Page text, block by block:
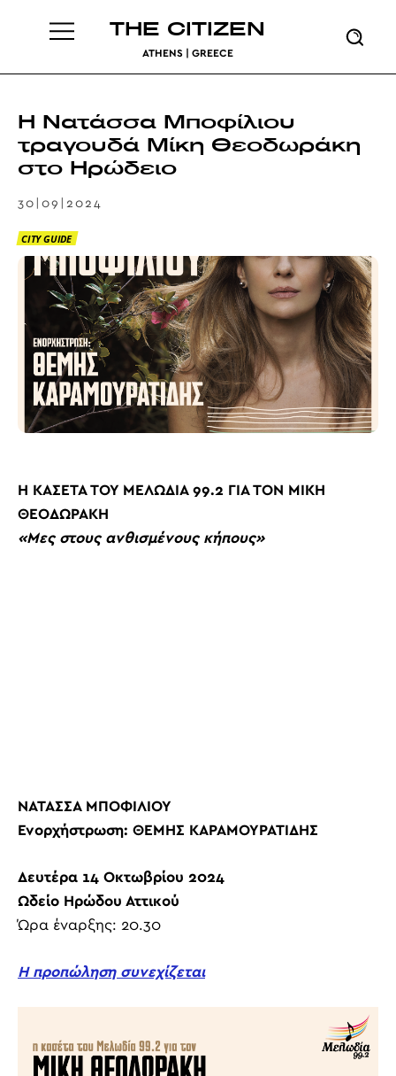
THE CITIZEN
ATHENS | GREECE
Η Νατάσσα Μποφίλιου
τραγουδά Μίκη Θεοδωράκη
στο Ηρώδειο
30|09|2024
CITY GUIDE
Η ΚΑΣΕΤΑ ΤΟΥ ΜΕΛΩΔΙΑ 99.2 ΓΙΑ ΤΟΝ ΜΙΚΗ
ΘΕΟΔΩΡΑΚΗ
«Μες στους ανθισμένους κήπους»
ΝΑΤΑΣΣΑ ΜΠΟΦΙΛΙΟΥ
Ενορχήστρωση: ΘΕΜΗΣ ΚΑΡΑΜΟΥΡΑΤΙΔΗΣ
Δευτέρα 14 Οκτωβρίου 2024
Ωδείο Ηρώδου Αττικού
Ώρα έναρξης: 20.30
Η προπώληση συνεχίζεται